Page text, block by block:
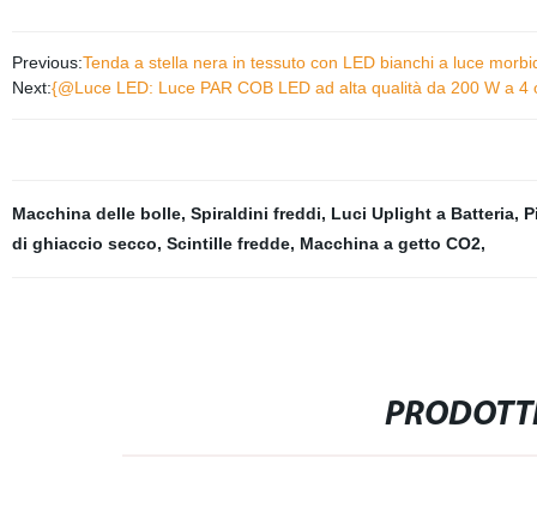
Previous:Tenda a stella nera in tessuto con LED bianchi a luce
Next:{@Luce LED: Luce PAR COB LED ad alta qualità da 200 W a 4
Macchina delle bolle, Spiraldini freddi, Luci Uplight a Batteria,
di ghiaccio secco, Scintille fredde, Macchina a getto CO2,